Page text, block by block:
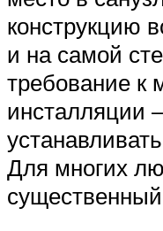
конструкцию
и на самой
требование к
инсталляции
Для многих